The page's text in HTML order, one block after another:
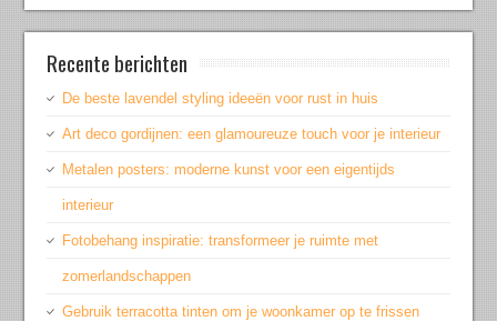
Recente berichten
De beste lavendel styling ideeën voor rust in huis
Art deco gordijnen: een glamoureuze touch voor je interieur
Metalen posters: moderne kunst voor een eigentijds
interieur
Fotobehang inspiratie: transformeer je ruimte met
zomerlandschappen
Gebruik terracotta tinten om je woonkamer op te frissen